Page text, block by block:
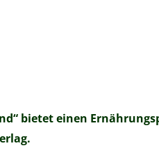
bietet einen